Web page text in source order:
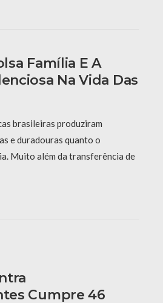
Família E A
Na Vida Das
brasileiras produziram
e duradouras quanto o
Muito além da transferência de
Cumpre 46